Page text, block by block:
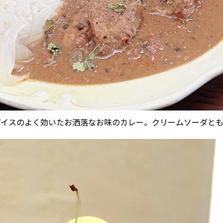
スのよく効いたお洒落なお味のカレー。クリームソーダと